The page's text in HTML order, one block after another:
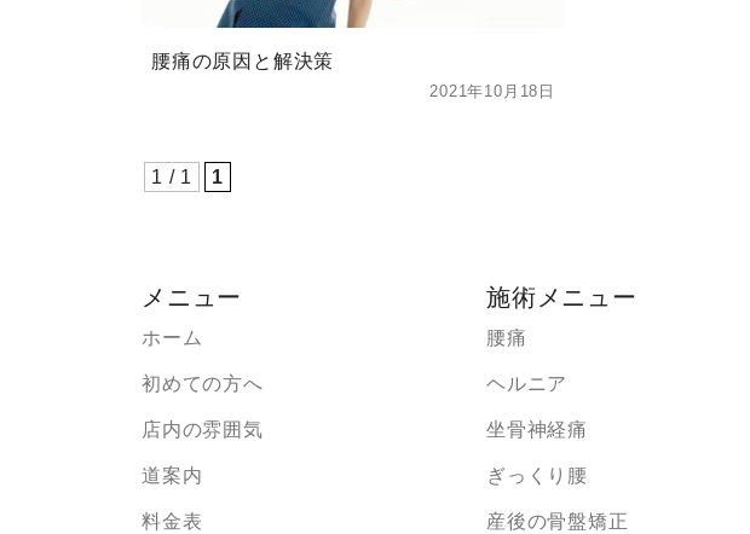
腰痛の原因と解決策
2021年10月18日
1 / 1 1
メニュー
ホーム
初めての方へ
店内の雰囲気
道案内
料金表
施術メニュー
腰痛
ヘルニア
坐骨神経痛
ぎっくり腰
産後の骨盤矯正